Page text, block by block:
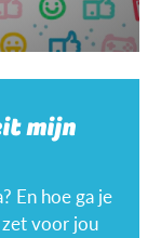
mijn
En hoe ga je
voor jou